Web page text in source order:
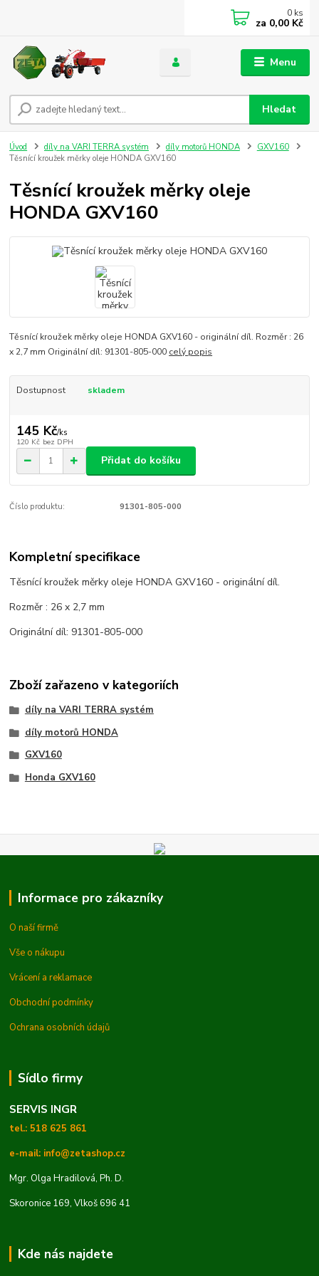
Menu
Hledat
0 ks
za 0,00 Kč
Úvod díly na VARI TERRA systém díly motorů HONDA
GXV160
Těsnící kroužek měrky oleje HONDA GXV160
Těsnící kroužek měrky oleje
HONDA GXV160
Těsnící kroužek měrky oleje HONDA GXV160 - originální díl. Rozměr : 26
x 2,7 mm Originální díl: 91301-805-000 celý popis
Dostupnost skladem
145 Kč/ks
120 Kč bez DPH
Přidat do košíku
Číslo produktu: 91301-805-000
Kompletní specifikace
Těsnící kroužek měrky oleje HONDA GXV160 - originální díl.
Rozměr : 26 x 2,7 mm
Originální díl: 91301-805-000
Zboží zařazeno v kategoriích
díly na VARI TERRA systém
díly motorů HONDA
GXV160
Honda GXV160
Informace pro zákazníky
O naší firmě
Vše o nákupu
Vrácení a reklamace
Obchodní podmínky
Ochrana osobních údajů
Sídlo firmy
SERVIS INGR
tel.: 518 625 861
e-mail: info@zetashop.cz
Mgr. Olga Hradilová, Ph. D.
Skoronice 169, Vlkoš 696 41
Kde nás najdete